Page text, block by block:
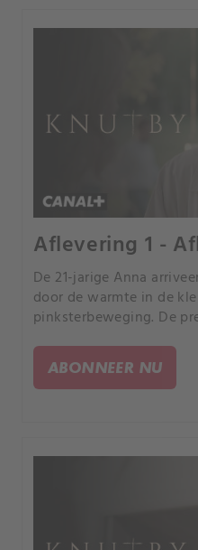
Aflevering 1 -
De 21-jarige Anna
door de warmte in de
pinksterbeweging. De
duurt en besluiten het
nemen.
ABONNEER NU